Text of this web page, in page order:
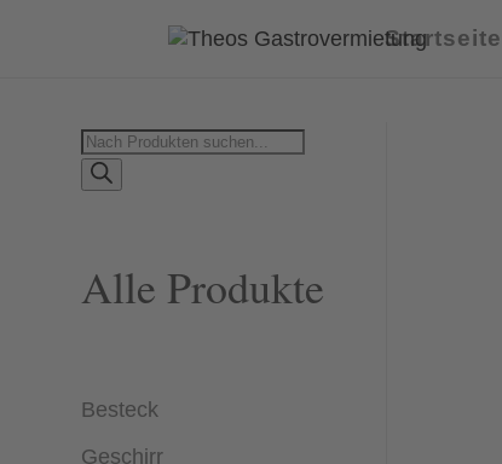
Startseite
Products
search
Alle Produkte
Besteck
Geschirr